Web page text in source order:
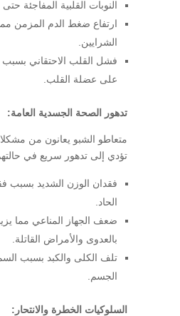
النوبات القلبية المفاجئة
ارتفاع ضغط الدم المزمن
الشرايين.
فشل القلب الاحتقاني
على عضلة القلب.
تدهور الصحة الجسدية العامة:
متعاطو الشبو يعانون من
تؤدي إلى تدهور سريع في
فقدان الوزن الشديد بسبب
الحاد.
ضعف الجهاز المناعي مما
بالعدوى والأمراض القاتلة.
تلف الكلى والكبد بسبب
الجسم.
السلوكيات الخطرة والانتحار: